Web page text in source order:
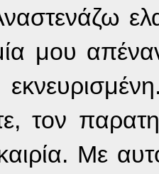
μου
τον
Με